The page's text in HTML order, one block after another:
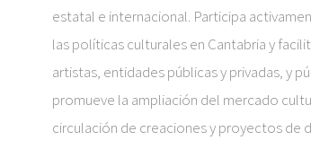
estatal e internacional. Participa
las políticas culturales en Cantabria y
artistas, entidades públicas y privadas, y
promueve la ampliación del mercado
circulación de creaciones y proyectos de